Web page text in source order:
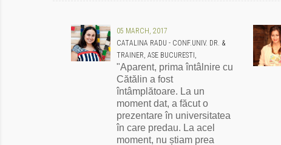
05 MARCH, 2017
CATALINA RADU - CONF.UNIV. DR. &
TRAINER, ASE BUCURESTI,
"Aparent, prima întâlnire cu
Cătălin a fost
întâmplătoare. La un
moment dat, a făcut o
prezentare în universitatea
în care predau. La acel
moment, nu știam prea